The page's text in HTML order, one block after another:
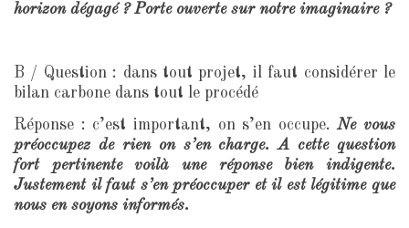
horizon dégagé ? Porte ouverte sur notre imaginaire ?
B / Question : dans tout projet, il faut considérer le
bilan carbone dans tout le procédé
Réponse : c’est important, on s’en occupe.Ne vous
préoccupez de rien on s’en charge. A cette question
fort pertinente voilà une réponse bien indigente.
Justement il faut s’en préoccuper et il est légitime que
nous en soyons informés.